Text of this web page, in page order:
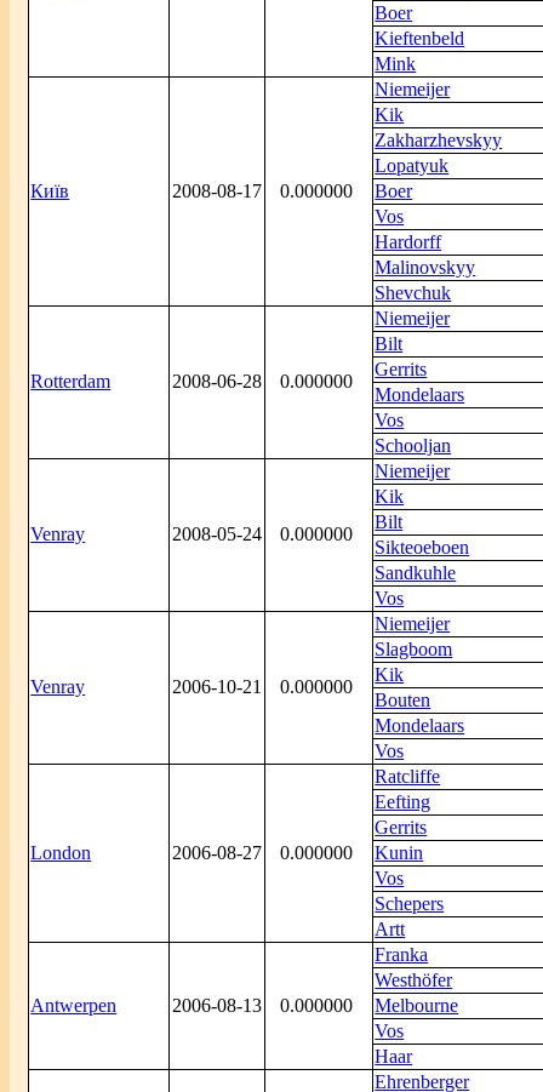
Boer
Kieftenbeld
Mink
Київ 2008-08-17 0.000000
Niemeijer
Kik
Zakharzhevskyy
Lopatyuk
Boer
Vos
Hardorff
Malinovskyy
Shevchuk
Rotterdam 2008-06-28 0.000000
Niemeijer
Bilt
Gerrits
Mondelaars
Vos
Schooljan
Venray 2008-05-24 0.000000
Niemeijer
Kik
Bilt
Sikteoeboen
Sandkuhle
Vos
Venray 2006-10-21 0.000000
Niemeijer
Slagboom
Kik
Bouten
Mondelaars
Vos
London 2006-08-27 0.000000
Ratcliffe
Eefting
Gerrits
Kunin
Vos
Schepers
Artt
Antwerpen 2006-08-13 0.000000
Franka
Westhöfer
Melbourne
Vos
Haar
Ehrenberger